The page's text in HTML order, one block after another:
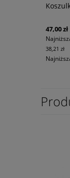
47,00 zł
38,21 zł